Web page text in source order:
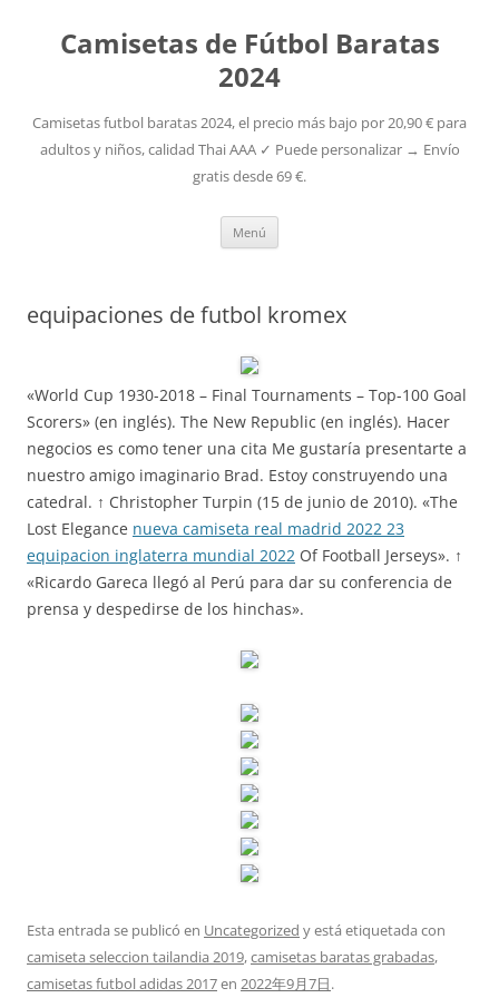
Camisetas de Fútbol Baratas
2024
Camisetas futbol baratas 2024, el precio más bajo por 20,90 € para
adultos y niños, calidad Thai AAA ✓ Puede personalizar → Envío
gratis desde 69 €.
Menú
equipaciones de futbol kromex
«World Cup 1930-2018 – Final Tournaments – Top-100 Goal
Scorers» (en inglés). The New Republic (en inglés). Hacer
negocios es como tener una cita Me gustaría presentarte a
nuestro amigo imaginario Brad. Estoy construyendo una
catedral. ↑ Christopher Turpin (15 de junio de 2010). «The
Lost Elegance nueva camiseta real madrid 2022 23
equipacion inglaterra mundial 2022 Of Football Jerseys». ↑
«Ricardo Gareca llegó al Perú para dar su conferencia de
prensa y despedirse de los hinchas».
Esta entrada se publicó en Uncategorized y está etiquetada con
camiseta seleccion tailandia 2019,camisetas baratas grabadas,
camisetas futbol adidas 2017en 2022年9月7日.